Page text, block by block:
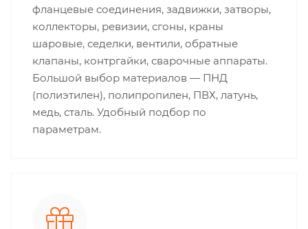
фланцевые соединения, задвижки, затворы,
коллекторы, ревизии, сгоны, краны
шаровые, седелки, вентили, обратные
клапаны, контргайки, сварочные аппараты.
Большой выбор материалов — ПНД
(полиэтилен), полипропилен, ПВХ, латунь,
медь, сталь. Удобный подбор по
параметрам.